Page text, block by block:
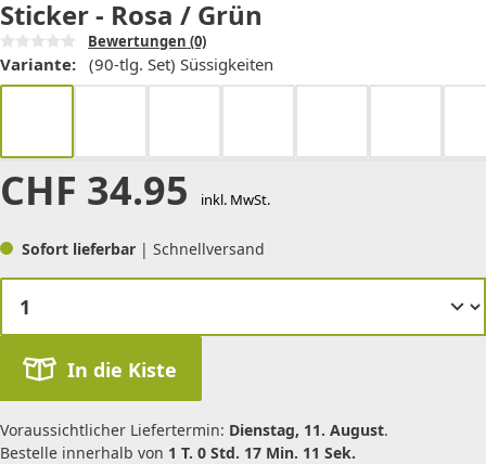
Sticker - Rosa / Grün
Bewertungen (0)
Variante: (90-tlg. Set) Süssigkeiten
CHF 34.95 inkl. MwSt.
Sofort lieferbar | Schnellversand
In die Kiste
Voraussichtlicher Liefertermin: Dienstag, 11. August.
Bestelle innerhalb von 1 T. 0 Std. 17 Min. 11 Sek.